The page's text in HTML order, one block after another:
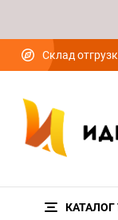
Склад